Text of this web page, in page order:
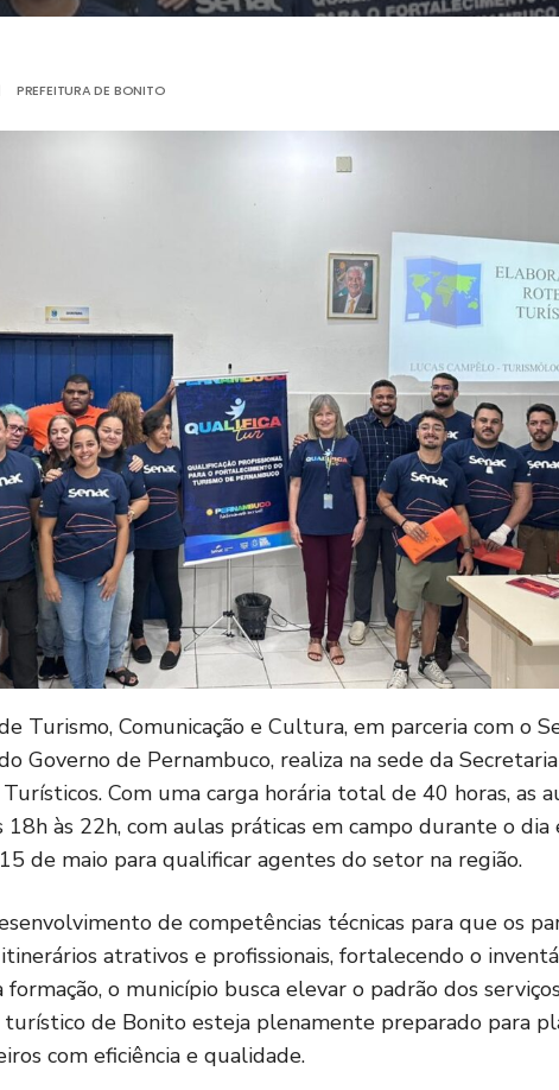
PREFEITURA DE BONITO
Turismo, Comunicação e Cultura, em parceria com o
Governo de Pernambuco, realiza na sede da
Com uma carga horária total de 40 horas, as
às 22h, com aulas práticas em campo durante o dia
de maio para qualificar agentes do setor na região.
de competências técnicas para que os
atrativos e profissionais, fortalecendo o
o município busca elevar o padrão dos
de Bonito esteja plenamente preparado para
com eficiência e qualidade.